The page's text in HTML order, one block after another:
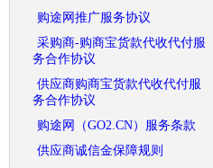
购途网推广服务协议
采购商-购商宝货款代收代付服
务合作协议
供应商购商宝货款代收代付服
务合作协议
购途网（GO2.CN）服务条款
供应商诚信金保障规则